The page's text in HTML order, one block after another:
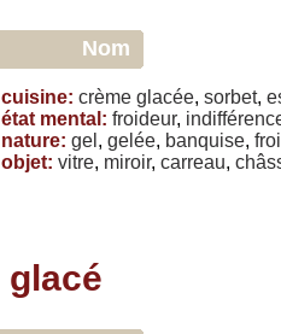
Nom
cuisine: crème glacée, sorbet,
état mental : froideur,
nature: gel , gelée, banquise,
objet: vitre, miroir, carreau,
glacé